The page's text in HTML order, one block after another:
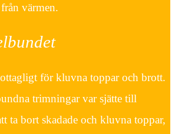
värmen.
för kluvna toppar och brott.
trimningar var sjätte till
ta bort skadade och kluvna toppar,